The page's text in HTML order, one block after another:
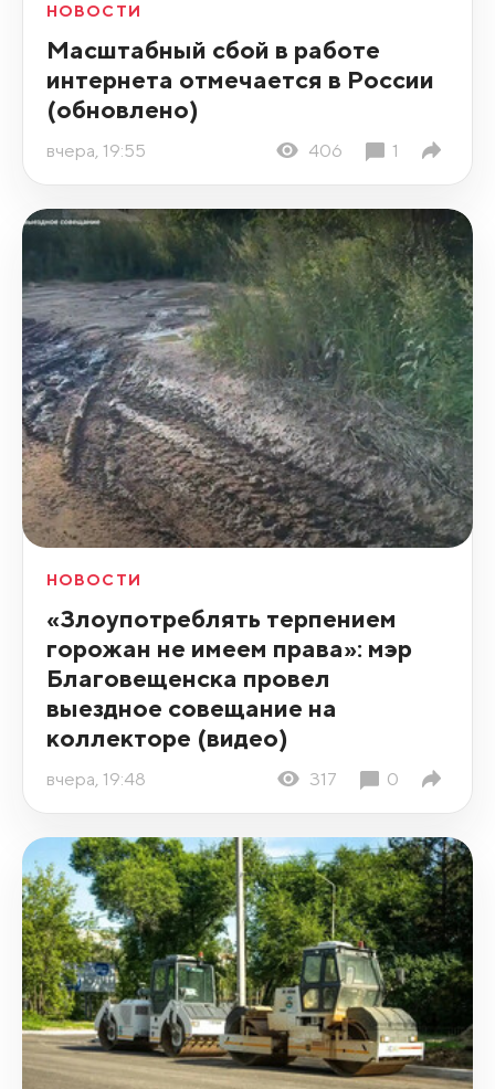
НОВОСТИ
Масштабный сбой в работе
интернета отмечается в России
(обновлено)
вчера, 19:55 406 1
НОВОСТИ
«Злоупотреблять терпением
горожан не имеем права»: мэр
Благовещенска провел
выездное совещание на
коллекторе (видео)
вчера, 19:48 317 0